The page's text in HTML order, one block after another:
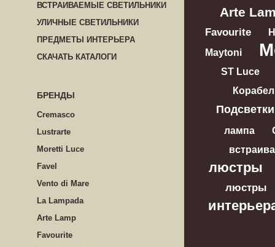
ВСТРАИВАЕМЫЕ СВЕТИЛЬНИКИ
УЛИЧНЫЕ СВЕТИЛЬНИКИ
ПРЕДМЕТЫ ИНТЕРЬЕРА
СКАЧАТЬ КАТАЛОГИ
БРЕНДЫ
Cremasco
Lustrarte
Moretti Luce
Favel
Vento di Mare
La Lampada
Arte Lamp
Favourite
Arte
Favourite
Maytoni
ST Luce
лампа
люстры
люстры